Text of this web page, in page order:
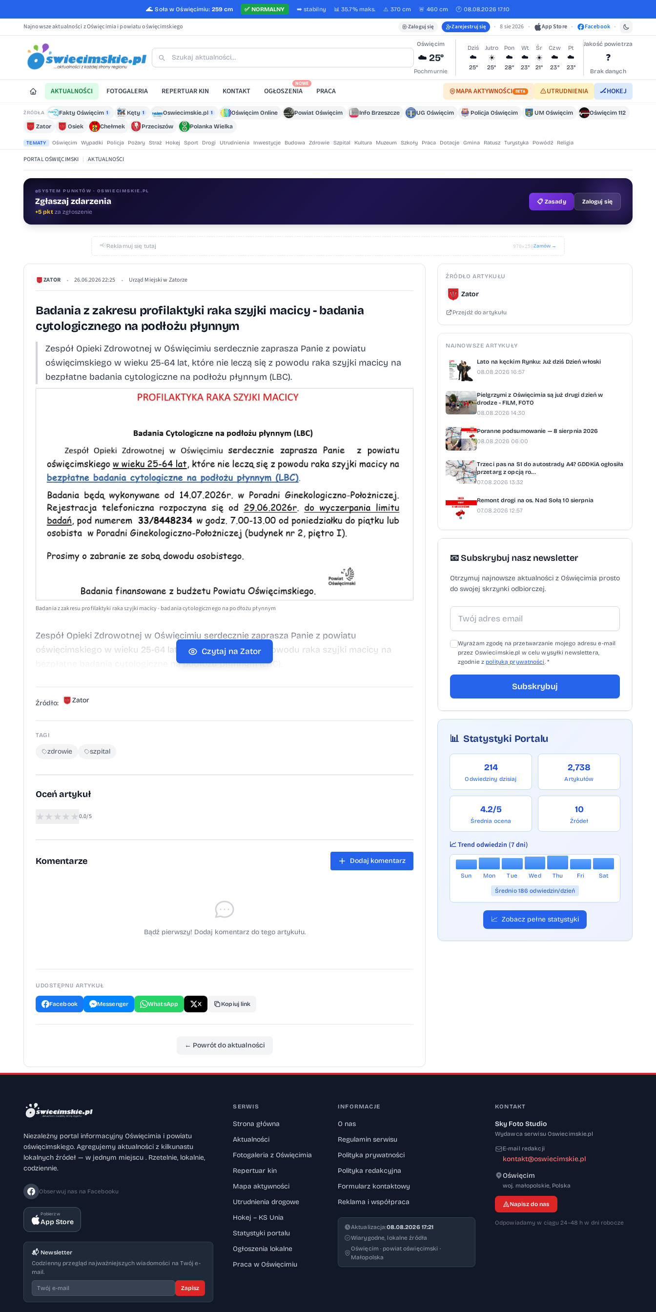
🌊 Soła w Oświęcimiu: 259 cm ✅ NORMALNY ➡️ stabilny 📊 35.7% maks. ⚠️ 370 cm 🚨 460 cm 🕐 08.08.2026 17:10
Najnowsze aktualności z Oświęcimia i powiatu oświęcimskiego Zaloguj się Zarejestruj się • 8 sie 2026 • App Store • Facebook •
Oświęcim
☁️ 25°
Pochmurnie
Dziś
☁️
25°
Jutro
☀️
25°
Pon
☁️
28°
Wt
☁️
23°
Śr
☀️
21°
Czw
☁️
23°
Pt
☁️
23°
Jakość powietrza
❓
Brak danych
AKTUALNOŚCI FOTOGALERIA REPERTUAR KIN KONTAKT OGŁOSZENIA
NOWE
PRACA MAPA AKTYWNOŚCI BETA UTRUDNIENIA 🏒HOKEJ
ŹRÓDŁA Fakty Oświęcim 1 Kęty 1 Oswiecimskie.pl 1 Oświęcim Online Powiat Oświęcim Info Brzeszcze UG Oświęcim Policja Oświęcim UM Oświęcim
Oświęcim 112
Zator
Osiek Chełmek Przeciszów Polanka Wielka
TEMATY Oświęcim Wypadki Policja Pożary Straż Hokej Sport Drogi Utrudnienia Inwestycje Budowa Zdrowie Szpital Kultura Muzeum Szkoły Praca Dotacje Gmina Ratusz Turystyka Powódź Religia
PORTAL OŚWIĘCIMSKI | AKTUALNOŚCI
SYSTEM PUNKTÓW · OSWIECIMSKIE.PL
Zgłaszaj zdarzenia
+5 pktza zgłoszenie
📋 Zasady Zaloguj się
📢Reklamuj się tutaj 970×250Zamów →
ZATOR • 26.06.2026 22:25 • Urząd Miejski w Zatorze
Badania z zakresu profilaktyki raka szyjki macicy - badania
cytologicznego na podłożu płynnym
Zespół Opieki Zdrowotnej w Oświęcimiu serdecznie zaprasza Panie z powiatu
oświęcimskiego w wieku 25-64 lat, które nie leczą się z powodu raka szyjki macicy na
bezpłatne badania cytologiczne na podłożu płynnym (LBC).
Badania z zakresu profilaktyki raka szyjki macicy - badania cytologicznego na podłożu płynnym
Zespół Opieki Zdrowotnej w Oświęcimiu serdecznie zaprasza Panie z powiatu
oświęcimskiego w wieku 25-64 lat, które nie leczą się z powodu raka szyjki macicy na
bezpłatne badania cytologiczne na podłożu płynnym (LBC).
Czytaj na Zator
Źródło: Zator
TAGI
zdrowie szpital
Oceń artykuł
★ ★ ★★ ★0.0/5
Komentarze Dodaj komentarz
Bądź pierwszy! Dodaj komentarz do tego artykułu.
UDOSTĘPNIJ ARTYKUŁ
Facebook Messenger WhatsApp X Kopiuj link
← Powrót do aktualności
ŹRÓDŁO ARTYKUŁU
Zator
Przejdź do artykułu
NAJNOWSZE ARTYKUŁY
Lato na kęckim Rynku: Już dziś Dzień włoski
08.08.2026 16:57
Pielgrzymi z Oświęcimia są już drugi dzień w
drodze - FILM, FOTO
08.08.2026 14:30
Poranne podsumowanie — 8 sierpnia 2026
08.08.2026 06:00
Trzeci pas na S1 do autostrady A4? GDDKiA ogłosiła
przetarg z opcją ro...
07.08.2026 13:32
Remont drogi na os. Nad Sołą 10 sierpnia
07.08.2026 12:57
📧 Subskrybuj nasz newsletter
Otrzymuj najnowsze aktualności z Oświęcimia prosto
do swojej skrzynki odbiorczej.
Wyrażam zgodę na przetwarzanie mojego adresu e-mail
przez Oswiecimskie.pl w celu wysyłki newslettera,
zgodnie z polityką prywatności. *
Subskrybuj
📊 Statystyki Portalu
214
Odwiedziny dzisiaj
2,738
Artykułów
4.2/5
Średnia ocena
10
Źródeł
📈 Trend odwiedzin (7 dni)
Sun Mon Tue Wed Thu Fri Sat
Średnio 186 odwiedzin/dzień
📈 Zobacz pełne statystyki
Niezależny portal informacyjny Oświęcimia i powiatu
oświęcimskiego. Agregujemy aktualności z kilkunastu
lokalnych źródeł — w jednym miejscu . Rzetelnie, lokalnie,
codziennie.
Obserwuj nas na Facebooku
Pobierz w
App Store
📬 Newsletter
Codzienny przegląd najważniejszych wiadomości na Twój e-
mail.
Zapisz
SERWIS
Strona główna
Aktualności
Fotogaleria z Oświęcimia
Repertuar kin
Mapa aktywności
Utrudnienia drogowe
Hokej – KS Unia
Statystyki portalu
Ogłoszenia lokalne
Praca w Oświęcimiu
INFORMACJE
O nas
Regulamin serwisu
Polityka prywatności
Polityka redakcyjna
Formularz kontaktowy
Reklama i współpraca
Aktualizacja:08.08.2026 17:21
Wiarygodne, lokalne źródła
Oświęcim · powiat oświęcimski ·
Małopolska
KONTAKT
Sky Foto Studio
Wydawca serwisu Oswiecimskie.pl
E-mail redakcji
kontakt@oswiecimskie.pl
Oświęcim
woj. małopolskie, 32-600
Polska
Napisz do nas
Odpowiadamy w ciągu 24–48 h w dni robocze